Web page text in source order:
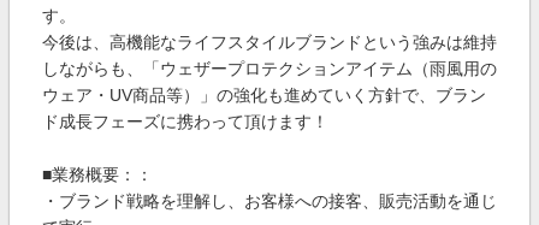
す。
今後は、高機能なライフスタイルブランドという強みは維持
しながらも、「ウェザープロテクションアイテム（雨風用の
ウェア・UV商品等）」の強化も進めていく方針で、ブラン
ド成長フェーズに携わって頂けます！
■業務概要：：
・ブランド戦略を理解し、お客様への接客、販売活動を通じ